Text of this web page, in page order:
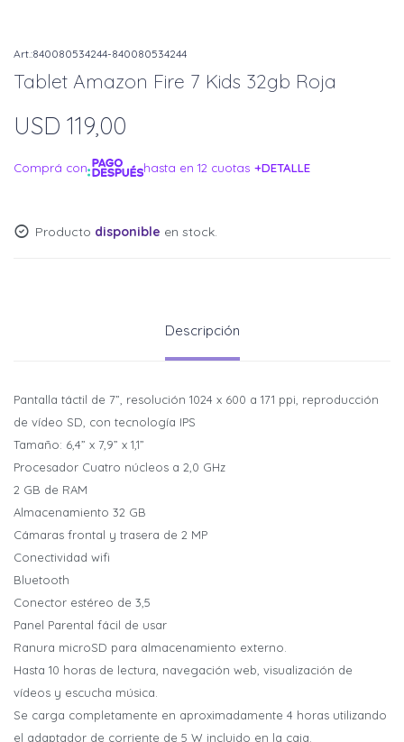
840080534244-840080534244
Tablet Amazon Fire 7 Kids 32gb Roja
USD 119,00
Comprá con hasta en 12 cuotas +DETALLE
Producto disponible en stock.
Descripción
Pantalla táctil de 7”, resolución 1024 x 600 a 171 ppi, reproducción
de vídeo SD, con tecnología IPS
Tamaño: 6,4” x 7,9” x 1,1”
Procesador Cuatro núcleos a 2,0 GHz
2 GB de RAM
Almacenamiento 32 GB
Cámaras frontal y trasera de 2 MP
Conectividad wifi
Bluetooth
Conector estéreo de 3,5
Panel Parental fácil de usar
Ranura microSD para almacenamiento externo.
Hasta 10 horas de lectura, navegación web, visualización de
vídeos y escucha música.
Se carga completamente en aproximadamente 4 horas utilizando
el adaptador de corriente de 5 W incluido en la caja.
Comprá ahora y Pagá
¡Sumate a la forma más ágil de
comprar!
Comprá en 3 cuotas sin recargo o hasta en 12
cuotas * ¡Solo con tu cédula!
Verifica si estás calificado para comprar con
Comprá ahora y Pagá
¡Sumate a la forma más ágil de
comprar!
Comprá en 3 cuotas sin recargo o hasta en 12
cuotas * ¡Solo con tu cédula!
Verifica si estás calificado para comprar con